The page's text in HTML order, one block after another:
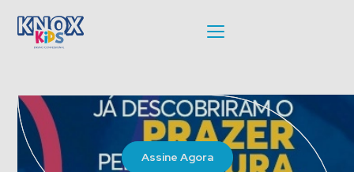
Assine Agora